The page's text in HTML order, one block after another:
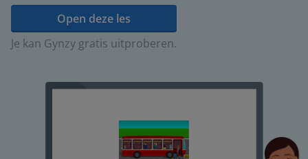
Open deze les
Je kan Gynzy gratis uitproberen.